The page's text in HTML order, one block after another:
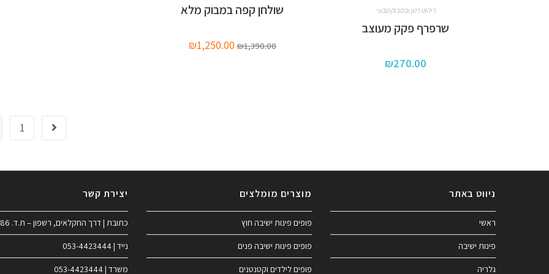
ריהוט רטן ובמבוק טבעי
שרפרף פקק מעוצב
₪270.00
שולחן קפה במבוק מלא
₪1,390.00
₪1,250.00
1
ניווט באתר
ראשי
פינות ישיבה
גלריה
מוצרים מומלצים
פופים פינות ישיבה חוץ
פופים פינות ישיבה פנים
פופים לילדים וקטנטנים
יצירת קשר
כתובת | דרך החקלאים, רשפון – ת.ד. 186
נייד | 053-4423444
משרד | 053-4423444